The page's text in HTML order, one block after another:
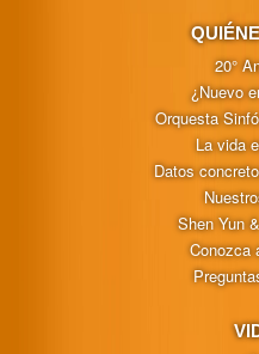
20°
¿Nuevo
Orquesta
La vida
Datos
Shen Yun
Conozca